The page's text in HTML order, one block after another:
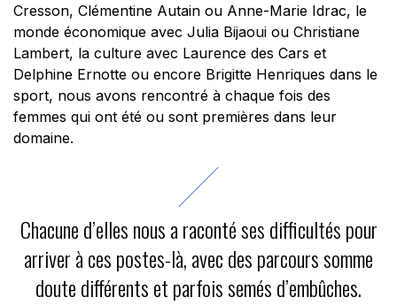
Cresson, Clémentine Autain ou Anne-Marie Idrac, le
monde économique avec Julia Bijaoui ou Christiane
Lambert, la culture avec Laurence des Cars et
Delphine Ernotte ou encore Brigitte Henriques dans le
sport, nous avons rencontré à chaque fois des
femmes qui ont été ou sont premières dans leur
domaine.
Chacune d’elles nous a raconté ses difficultés pour
arriver à ces postes-là, avec des parcours somme
doute différents et parfois semés d’embûches.